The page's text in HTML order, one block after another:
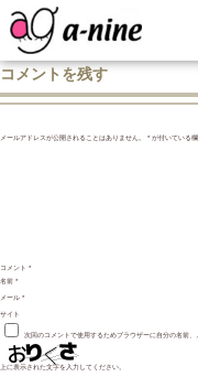
コメントを残す
メールアドレスが公開されることはありません。 * が付いている
コメント *
名前 *
メール *
サイト
次回のコメントで使用するためブラウザーに自分の名前、
上に表示された文字を入力してください。